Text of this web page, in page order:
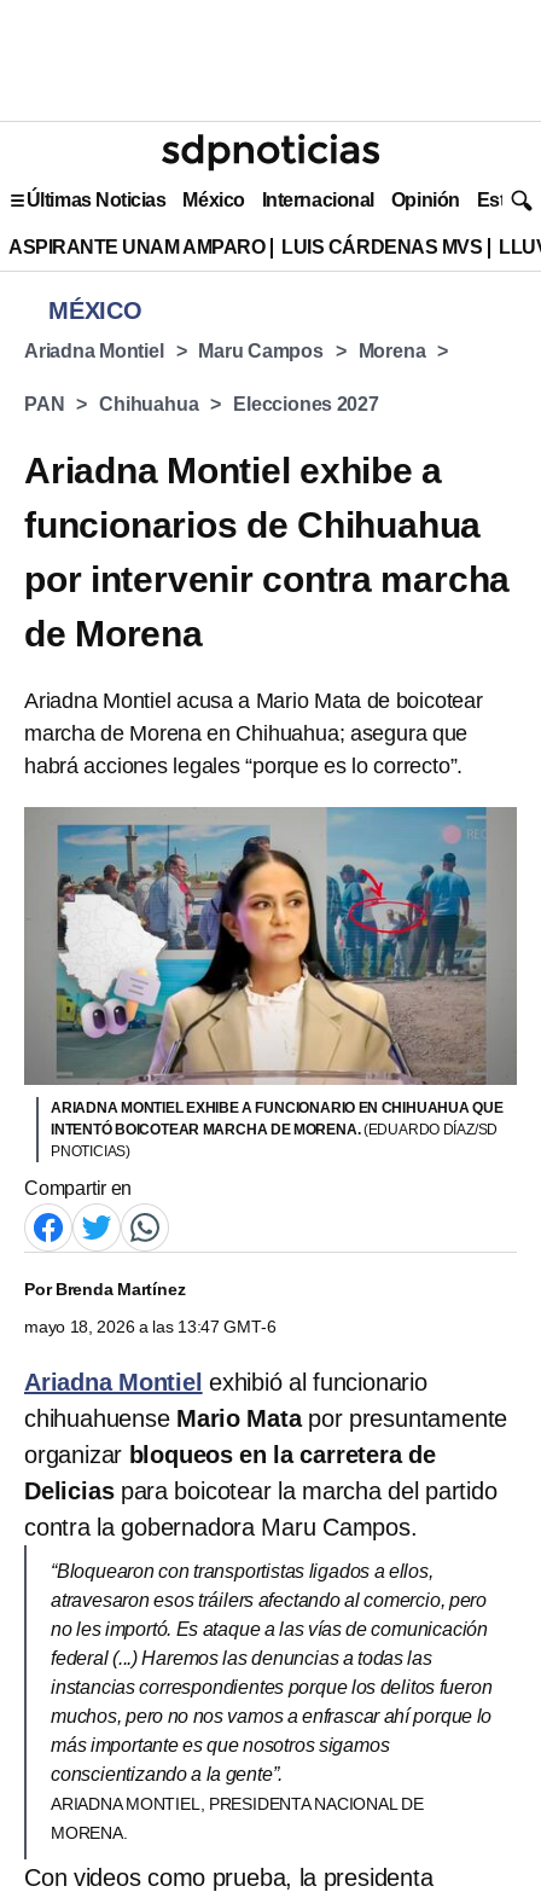
Últimas Noticias México Internacional Opinión Estilo
ASPIRANTE UNAM AMPARO LUIS CÁRDENAS MVS
MÉXICO
Ariadna Montiel Maru Campos Morena
PAN Chihuahua Elecciones 2027
Ariadna Montiel exhibe a
funcionarios de Chihuahua
por intervenir contra marcha
de Morena
Ariadna Montiel acusa a Mario Mata de boicotear
marcha de Morena en Chihuahua; asegura que
habrá acciones legales “porque es lo correcto”.
ARIADNA MONTIEL EXHIBE A FUNCIONARIO EN CHIHUAHUA QUE
INTENTÓ BOICOTEAR MARCHA DE MORENA.(EDUARDO DÍAZ/SD
PNOTICIAS)
Compartir en
PorBrenda Martínez
mayo 18, 2026 a las 13:47 GMT-6
Ariadna Montiel exhibió al funcionario
chihuahuense Mario Matapor presuntamente
organizar bloqueos en la carretera de
Deliciaspara boicotear la marcha del partido
contra la gobernadora Maru Campos.
“Bloquearon con transportistas ligados a ellos,
atravesaron esos tráilers afectando al comercio, pero
no les importó. Es ataque a las vías de comunicación
federal (...) Haremos las denuncias a todas las
instancias correspondientes porque los delitos fueron
muchos, pero no nos vamos a enfrascar ahí porque lo
más importante es que nosotros sigamos
conscientizando a la gente”.
ARIADNA MONTIEL, PRESIDENTA NACIONAL DE
MORENA.
Con videos como prueba, la presidenta